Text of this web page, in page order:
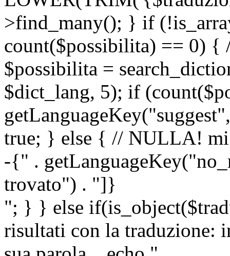
>find_many(); } if
count($possibilita) == 0) {
$possibilita =
$dict_lang, 5); if
true; } else { // NULLA! mi
-{" .
trovato") . "]}
"; } } else
risultati con la traduzione: